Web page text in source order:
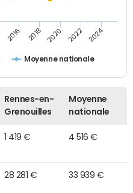
Moyenne nationale
2016 2018 2020 2022 2024
Rennes-en-
Grenouilles
Moyenne
nationale
1 419 € 4 516 €
28 281 € 33 939 €